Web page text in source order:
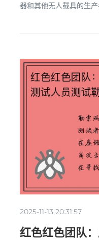
器和其他无人载具的生
2025-11-13 20:31:57
红色红色团队